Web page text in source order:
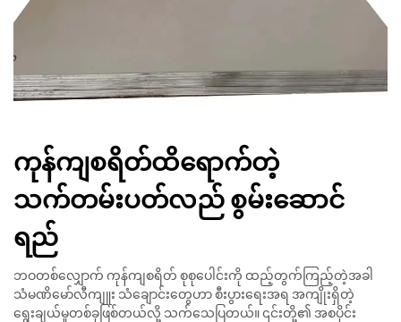
ကုန်ကျစရိတ်ထိရောက်တဲ့
သက်တမ်းပတ်လည် စွမ်းဆောင်
ရည်
ဘဝတစ်လျှောက် ကုန်ကျစရိတ် စုစုပေါင်းကို ထည့်တွက်ကြည့်တဲ့အခါ
သံမဏိမော်လီကျူး သံချောင်းတွေဟာ စီးပွားရေးအရ အကျိုးရှိတဲ့
ရွေးချယ်မှုတစ်ခုဖြစ်တယ်လို့ သက်သေပြတယ်။ ၎င်းတို့၏ အစပိုင်း